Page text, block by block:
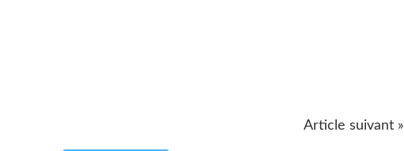
Article suivant »